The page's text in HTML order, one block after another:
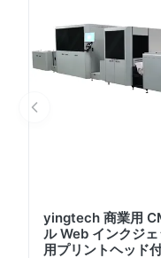
ーマルまたは UV 製
アルカラー/CMYKデ
CTP/CTCPプレート
シンの仕様 レーザー
yingtech 商業用
ル Web インクジ
用プリントヘッド